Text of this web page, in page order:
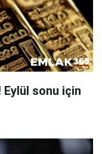
Eylül sonu için